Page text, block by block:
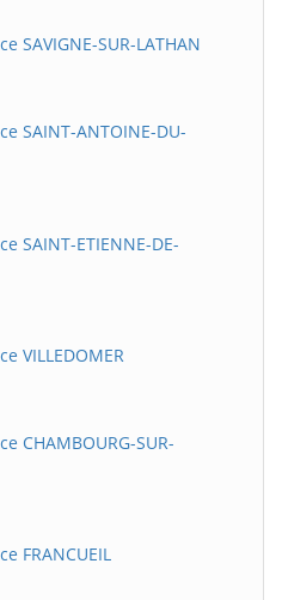
SAVIGNE-SUR-LATHAN
SAINT-ANTOINE-DU-
SAINT-ETIENNE-DE-
VILLEDOMER
CHAMBOURG-SUR-
FRANCUEIL